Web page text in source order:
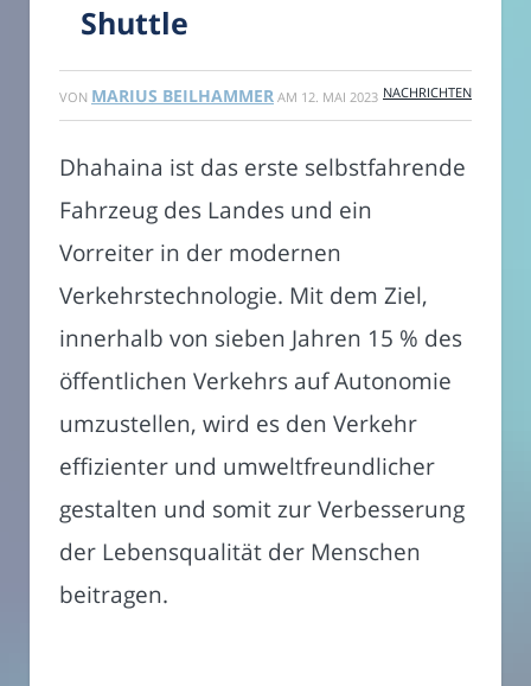
Shuttle
VON MARIUS BEILHAMMER AM 12. MAI 2023 NACHRICHTEN
Dhahaina ist das erste selbstfahrende
Fahrzeug des Landes und ein
Vorreiter in der modernen
Verkehrstechnologie. Mit dem Ziel,
innerhalb von sieben Jahren 15 % des
öffentlichen Verkehrs auf Autonomie
umzustellen, wird es den Verkehr
effizienter und umweltfreundlicher
gestalten und somit zur Verbesserung
der Lebensqualität der Menschen
beitragen.